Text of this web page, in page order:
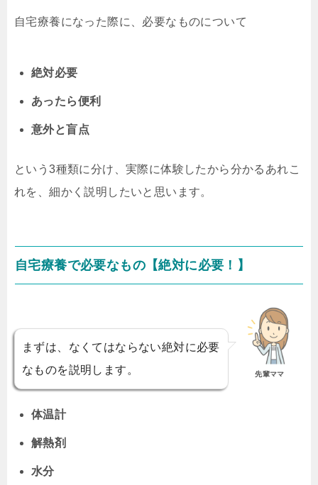
自宅療養になった際に、必要なものについて
絶対必要
あったら便利
意外と盲点
という3種類に分け、実際に体験したから分かるあれこ
れを、細かく説明したいと思います。
自宅療養で必要なもの【絶対に必要！】
まずは、なくてはならない絶対に必要
なものを説明します。
先輩ママ
体温計
解熱剤
水分